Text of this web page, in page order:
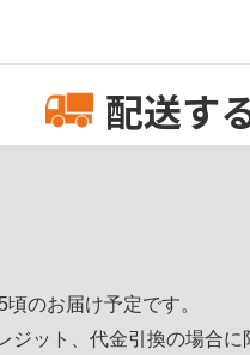
配送す
のお届け予定です。
ジット、代金引換の場合